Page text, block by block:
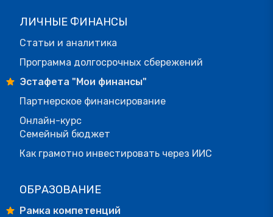
ЛИЧНЫЕ ФИНАНСЫ
Статьи и аналитика
Программа долгосрочных сбережений
Эстафета "Мои финансы"
Партнерское финансирование
Онлайн-курс
Семейный бюджет
Как грамотно инвестировать через ИИС
ОБРАЗОВАНИЕ
Рамка компетенций